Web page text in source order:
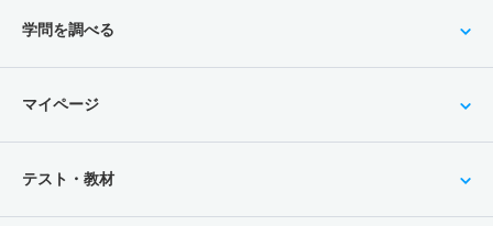
学問を調べる
マイページ
テスト・教材